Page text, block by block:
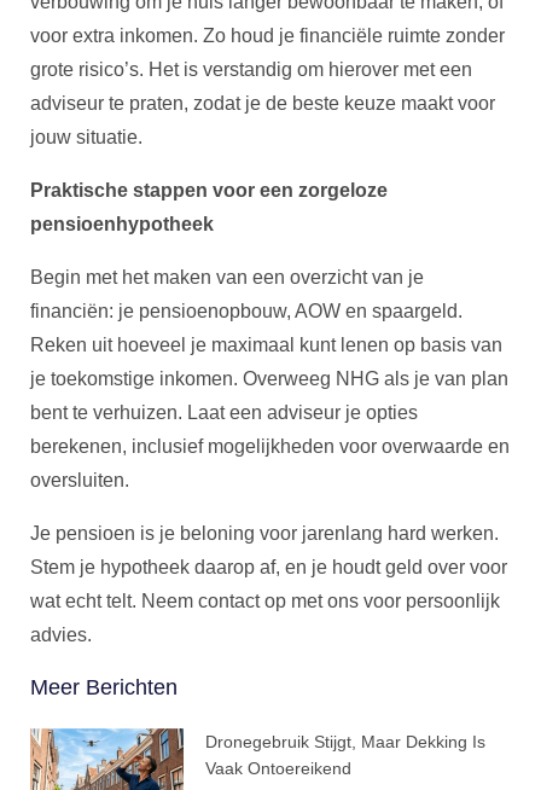
voor extra inkomen. Zo houd je financiële ruimte zonder
grote risico’s. Het is verstandig om hierover met een
adviseur te praten, zodat je de beste keuze maakt voor
jouw situatie.
Praktische stappen voor een zorgeloze
pensioenhypotheek
Begin met het maken van een overzicht van je
financiën: je pensioenopbouw, AOW en spaargeld.
Reken uit hoeveel je maximaal kunt lenen op basis van
je toekomstige inkomen. Overweeg NHG als je van plan
bent te verhuizen. Laat een adviseur je opties
berekenen, inclusief mogelijkheden voor overwaarde en
oversluiten.
Je pensioen is je beloning voor jarenlang hard werken.
Stem je hypotheek daarop af, en je houdt geld over voor
wat echt telt. Neem contact op met ons voor persoonlijk
advies.
Meer Berichten
Dronegebruik Stijgt, Maar Dekking Is
Vaak Ontoereikend